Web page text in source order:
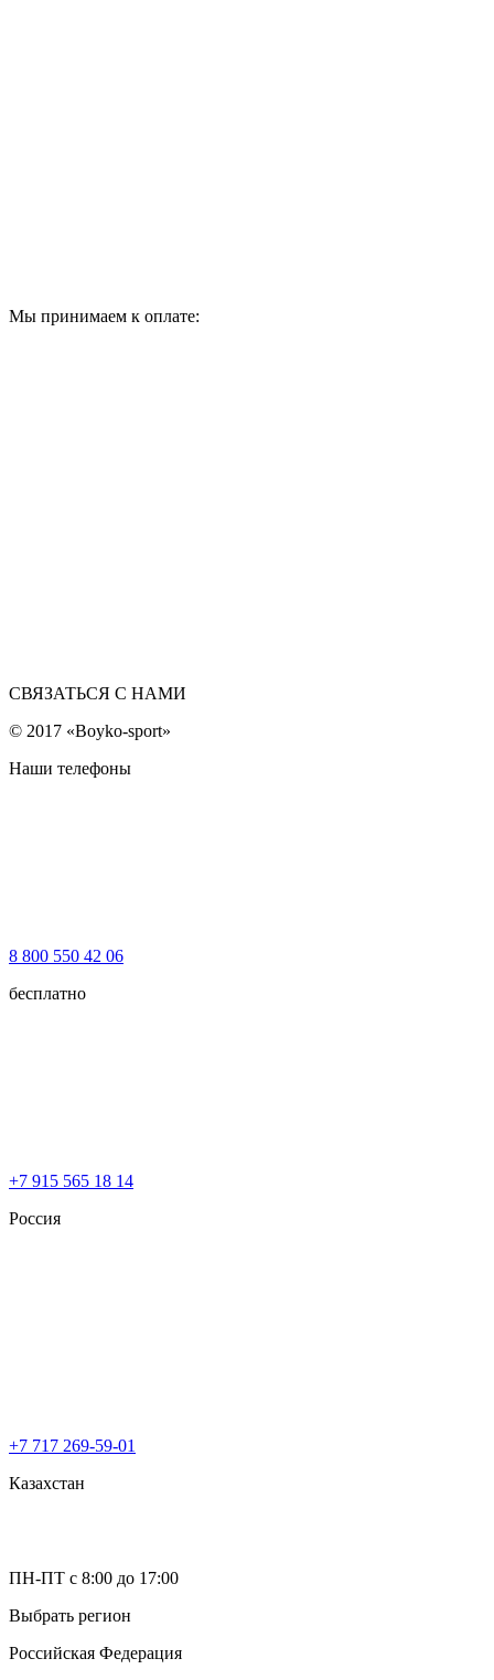
Мы принимаем к оплате:
СВЯЗАТЬСЯ С НАМИ
© 2017 «Boyko-sport»
Наши телефоны
8 800 550 42 06
бесплатно
+7 915 565 18 14
Россия
+7 717 269-59-01
Казахстан
ПН-ПТ с 8:00 до 17:00
Выбрать регион
Российская Федерация